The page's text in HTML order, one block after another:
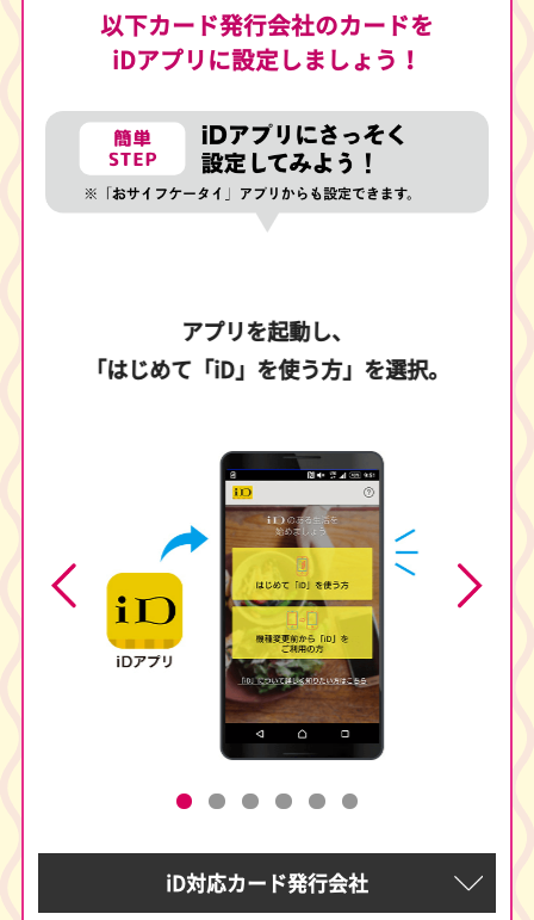
以下カード発行会社のカードを
iDアプリに設定しましょう！
アプリを起動し、
「はじめて「iD」を使う方」を選択。
iD対応カード発行会社